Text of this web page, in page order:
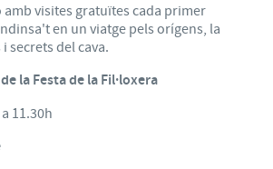
visites gratuïtes cada primer
en un viatge pels orígens, la
secrets del cava.
la Festa de la Fil·loxera
11.30h